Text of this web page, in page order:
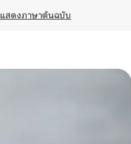
แสดงภาษาต้นฉบับ